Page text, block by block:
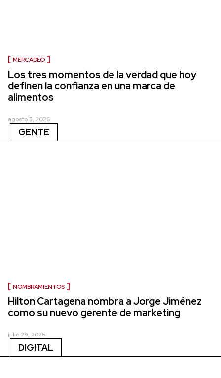
MERCADEO
Los tres momentos de la verdad que hoy
definen la confianza en una marca de
alimentos
agosto 5, 2026
GENTE
NOMBRAMIENTOS
Hilton Cartagena nombra a Jorge Jiménez
como su nuevo gerente de marketing
julio 29, 2026
DIGITAL